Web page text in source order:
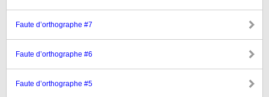
Faute d’orthographe #7
Faute d’orthographe #6
Faute d’orthographe #5